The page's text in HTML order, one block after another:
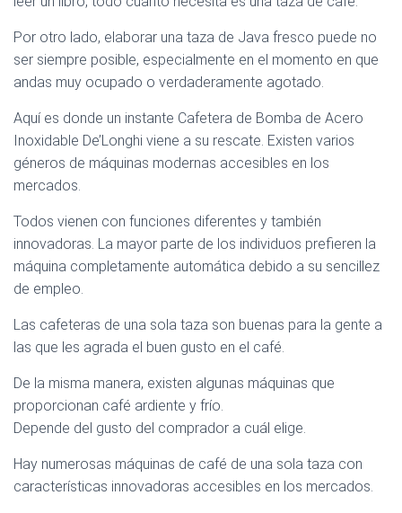
Por otro lado, elaborar una taza de Java fresco puede no
ser siempre posible, especialmente en el momento en que
andas muy ocupado o verdaderamente agotado.
Aquí es donde un instante Cafetera de Bomba de Acero
Inoxidable De’Longhi viene a su rescate. Existen varios
géneros de máquinas modernas accesibles en los
mercados.
Todos vienen con funciones diferentes y también
innovadoras. La mayor parte de los individuos prefieren la
máquina completamente automática debido a su sencillez
de empleo.
Las cafeteras de una sola taza son buenas para la gente a
las que les agrada el buen gusto en el café.
De la misma manera, existen algunas máquinas que
proporcionan café ardiente y frío.
Depende del gusto del comprador a cuál elige.
Hay numerosas máquinas de café de una sola taza con
características innovadoras accesibles en los mercados.